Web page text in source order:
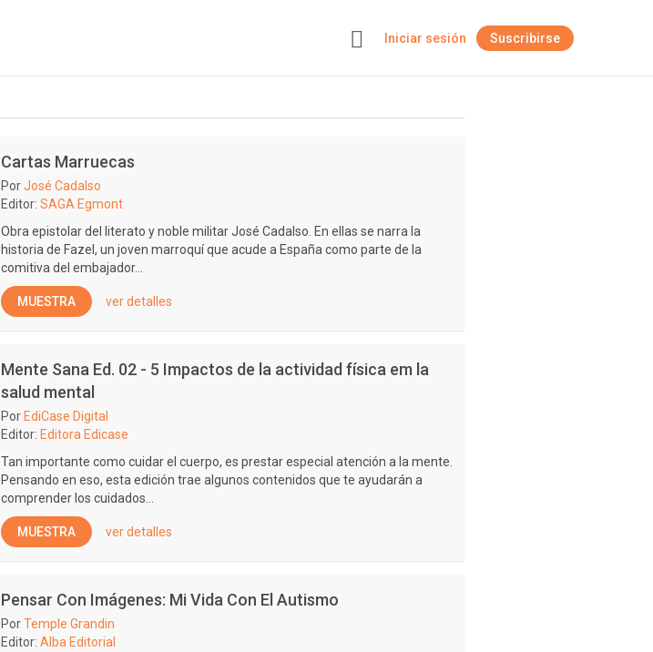
Iniciar sesión Suscribirse
Cartas Marruecas
PorJosé Cadalso
Editor: SAGA Egmont
Obra epistolar del literato y noble militar José Cadalso. En ellas se narra la
historia de Fazel, un joven marroquí que acude a España como parte de la
comitiva del embajador...
MUESTRA ver detalles
Mente Sana Ed. 02 - 5 Impactos de la actividad física em la
salud mental
Por EdiCase Digital
Editor: Editora Edicase
Tan importante como cuidar el cuerpo, es prestar especial atención a la mente.
Pensando en eso, esta edición trae algunos contenidos que te ayudarán a
comprender los cuidados...
MUESTRA ver detalles
Pensar Con Imágenes: Mi Vida Con El Autismo
PorTemple Grandin
Editor: Alba Editorial